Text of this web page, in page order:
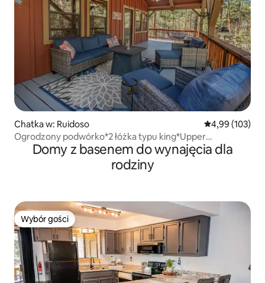
Chatka w: Ruidoso Średnia
4,99 (103)
Ogrodzony podwórko*2 łóżka typu king*Upper
Canyon*Przyjazne dla psów
Domy z basenem do wynajęcia dla
rodziny
Wybór gości
Wybór gości